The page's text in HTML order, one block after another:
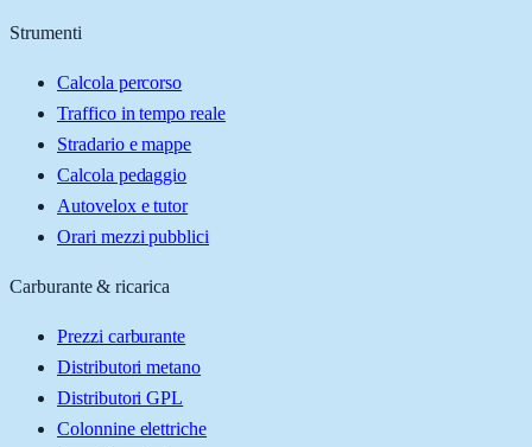
Strumenti
Calcola percorso
Traffico in tempo reale
Stradario e mappe
Calcola pedaggio
Autovelox e tutor
Orari mezzi pubblici
Carburante & ricarica
Prezzi carburante
Distributori metano
Distributori GPL
Colonnine elettriche